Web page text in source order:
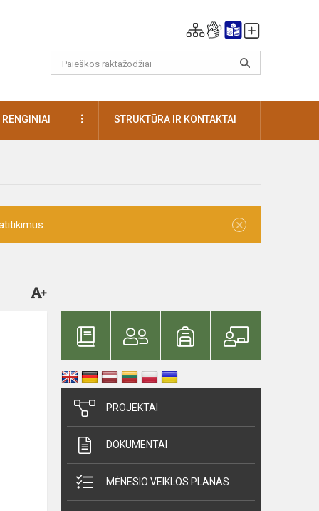
RENGINIAI DAUGIAUSTRUKTŪRA IR KONTAKTAI
×
PROJEKTAI
DOKUMENTAI
MĖNESIO VEIKLOS PLANAS